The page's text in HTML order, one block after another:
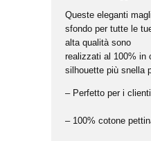
Queste eleganti
sfondo per tutte le
alta qualità sono
realizzati al 100% in
silhouette più snella
– Perfetto per i
– 100% cotone